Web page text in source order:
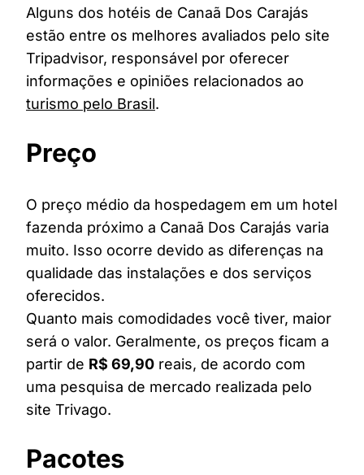
Alguns dos hotéis de Canaã Dos Carajás
estão entre os melhores avaliados pelo site
Tripadvisor, responsável por oferecer
informações e opiniões relacionados ao
turismo pelo Brasil.
Preço
O preço médio da hospedagem em um hotel
fazenda próximo a Canaã Dos Carajás varia
muito. Isso ocorre devido as diferenças na
qualidade das instalações e dos serviços
oferecidos.
Quanto mais comodidades você tiver, maior
será o valor. Geralmente, os preços ficam a
partir de R$ 69,90 reais, de acordo com
uma pesquisa de mercado realizada pelo
site Trivago.
Pacotes